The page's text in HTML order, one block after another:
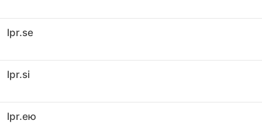
lpr.se
lpr.si
lpr.ею